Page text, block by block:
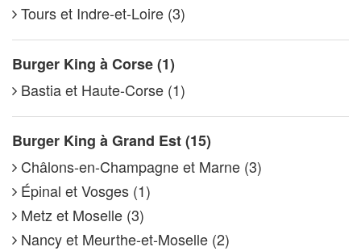
Tours et Indre-et-Loire (3)
Burger King à Corse (1)
Bastia et Haute-Corse (1)
Burger King à Grand Est (15)
Châlons-en-Champagne et Marne (3)
Épinal et Vosges (1)
Metz et Moselle (3)
Nancy et Meurthe-et-Moselle (2)